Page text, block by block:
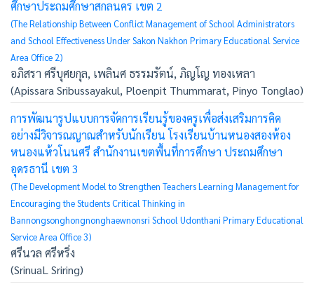
ศึกษาประถมศึกษาสกลนคร เขต 2
(The Relationship Between Conflict Management of School Administrators
and School Effectiveness Under Sakon Nakhon Primary Educational Service
Area Office 2)
อภิสรา ศรีบุศยกุล, เพลินศ ธรรมรัตน์, ภิญโญ ทองเหลา
(Apissara Sribussayakul, Ploenpit Thummarat, Pinyo Tonglao)
การพัฒนารูปแบบการจัดการเรียนรู้ของครูเพื่อส่งเสริมการคิด
อย่างมีวิจารณญาณสำหรับนักเรียน โรงเรียนบ้านหนองสองห้อง
หนองแห้วโนนศรี สำนักงานเขตพื้นที่การศึกษา ประถมศึกษา
อุดรธานี เขต 3
(The Development Model to Strengthen Teachers Learning Management for
Encouraging the Students Critical Thinking in
Bannongsonghongnonghaewnonsri School Udonthani Primary Educational
Service Area Office 3)
ศรีนวล ศรีหริ่ง
(SrinuaL Sriring)